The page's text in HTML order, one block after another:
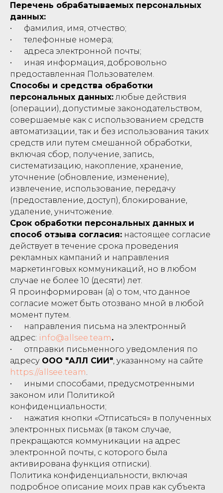
Перечень обрабатываемых персональных
данных:
• фамилия, имя, отчество;
• телефонные номера;
• адреса электронной почты;
• иная информация, добровольно
предоставленная Пользователем.
Способы и средства обработки
персональных данных: любые действия
(операции), допустимые законодательством,
совершаемые как с использованием средств
автоматизации, так и без использования таких
средств или путем смешанной обработки,
включая сбор, получение, запись,
систематизацию, накопление, хранение,
уточнение (обновление, изменение),
извлечение, использование, передачу
(предоставление, доступ), блокирование,
удаление, уничтожение.
Срок обработки персональных данных и
способ отзыва согласия: настоящее согласие
действует в течение срока проведения
рекламных кампаний и направления
маркетинговых коммуникаций, но в любом
случае не более 10 (десяти) лет.
Я проинформирован (а) о том, что данное
согласие может быть отозвано мной в любой
момент путем.
• направления письма на электронный
адрес: info@allsee.team.
• отправки письменного уведомления по
адресу ООО "АЛЛ СИИ", указанному на сайте
https://allsee.team.
• иными способами, предусмотренными
законом или Политикой
конфиденциальности;
• нажатия кнопки «Отписаться» в полученных
электронных письмах (в таком случае,
прекращаются коммуникации на адрес
электронной почты, с которого была
активирована функция отписки).
Политика конфиденциальности, включая
подробное описание моих прав как субъекта